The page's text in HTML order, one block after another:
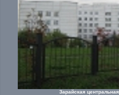
Зарайская